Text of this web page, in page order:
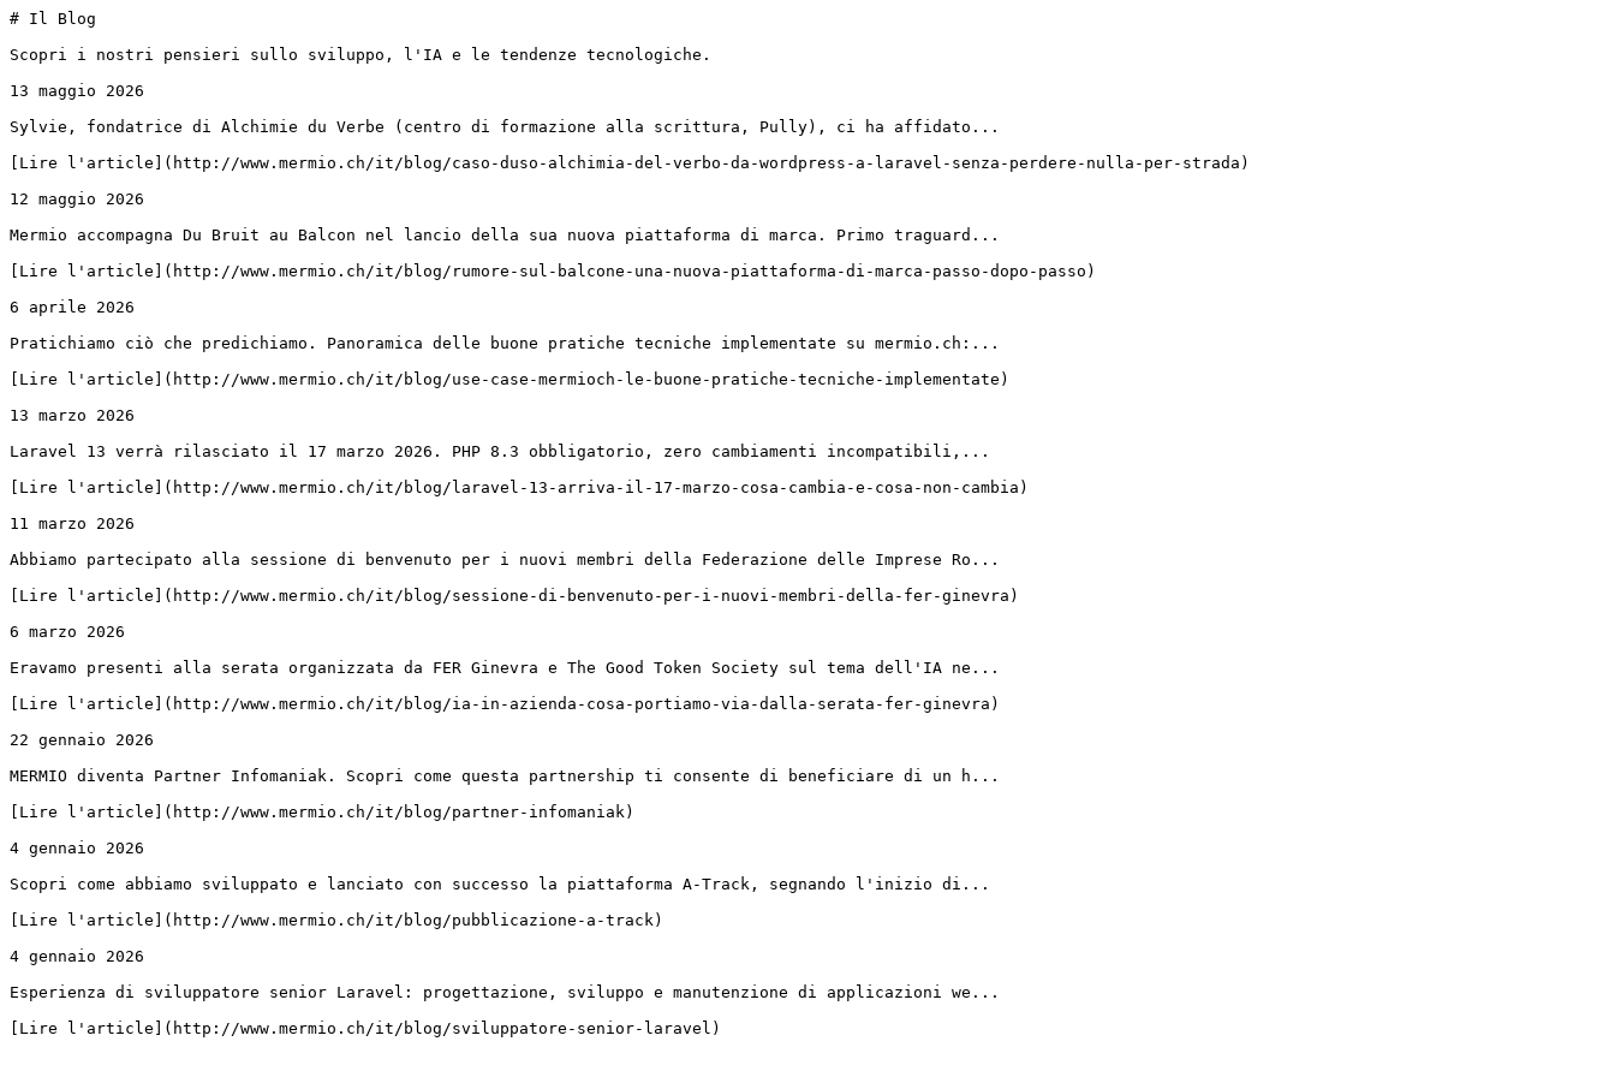
# Il Blog
Scopri i nostri pensieri sullo sviluppo, l'IA e le tendenze tecnologiche.
13 maggio 2026
Sylvie, fondatrice di Alchimie du Verbe (centro di formazione alla scrittura, Pully), ci ha affidato...
[Lire l'article](http://www.mermio.ch/it/blog/caso-duso-alchimia-del-verbo-da-wordpress-a-laravel-senza-perdere-nulla-per-strada)
12 maggio 2026
Mermio accompagna Du Bruit au Balcon nel lancio della sua nuova piattaforma di marca. Primo traguard...
[Lire l'article](http://www.mermio.ch/it/blog/rumore-sul-balcone-una-nuova-piattaforma-di-marca-passo-dopo-passo)
6 aprile 2026
Pratichiamo ciò che predichiamo. Panoramica delle buone pratiche tecniche implementate su mermio.ch:...
[Lire l'article](http://www.mermio.ch/it/blog/use-case-mermioch-le-buone-pratiche-tecniche-implementate)
13 marzo 2026
Laravel 13 verrà rilasciato il 17 marzo 2026. PHP 8.3 obbligatorio, zero cambiamenti incompatibili,...
[Lire l'article](http://www.mermio.ch/it/blog/laravel-13-arriva-il-17-marzo-cosa-cambia-e-cosa-non-cambia)
11 marzo 2026
Abbiamo partecipato alla sessione di benvenuto per i nuovi membri della Federazione delle Imprese Ro...
[Lire l'article](http://www.mermio.ch/it/blog/sessione-di-benvenuto-per-i-nuovi-membri-della-fer-ginevra)
6 marzo 2026
Eravamo presenti alla serata organizzata da FER Ginevra e The Good Token Society sul tema dell'IA ne...
[Lire l'article](http://www.mermio.ch/it/blog/ia-in-azienda-cosa-portiamo-via-dalla-serata-fer-ginevra)
22 gennaio 2026
MERMIO diventa Partner Infomaniak. Scopri come questa partnership ti consente di beneficiare di un h...
[Lire l'article](http://www.mermio.ch/it/blog/partner-infomaniak)
4 gennaio 2026
Scopri come abbiamo sviluppato e lanciato con successo la piattaforma A-Track, segnando l'inizio di...
[Lire l'article](http://www.mermio.ch/it/blog/pubblicazione-a-track)
4 gennaio 2026
Esperienza di sviluppatore senior Laravel: progettazione, sviluppo e manutenzione di applicazioni we...